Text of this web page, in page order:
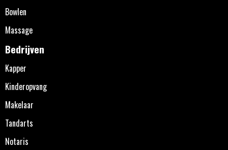
Bowlen
Massage
Bedrijven
Kapper
Kinderopvang
Makelaar
Tandarts
Notaris